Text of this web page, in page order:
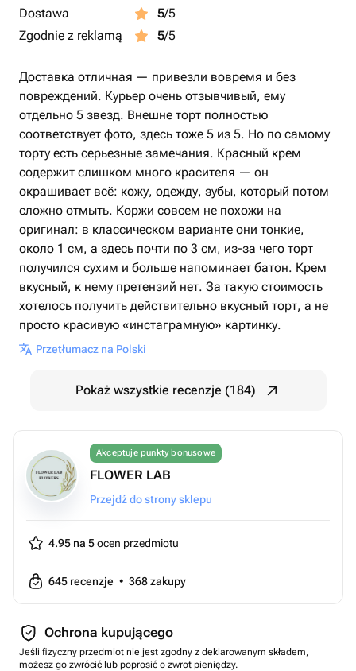
Dostawa 5/5
Zgodnie z reklamą
5/5
Доставка отличная — привезли вовремя и без
повреждений. Курьер очень отзывчивый, ему
отдельно 5 звезд. Внешне торт полностью
соответствует фото, здесь тоже 5 из 5. Но по самому
торту есть серьезные замечания. Красный крем
содержит слишком много красителя — он
окрашивает всё: кожу, одежду, зубы, который потом
сложно отмыть. Коржи совсем не похожи на
оригинал: в классическом варианте они тонкие,
около 1 см, а здесь почти по 3 см, из-за чего торт
получился сухим и больше напоминает батон. Крем
вкусный, к нему претензий нет. За такую стоимость
хотелось получить действительно вкусный торт, а не
просто красивую «инстаграмную» картинку.
Przetłumacz na Polski
Pokaż wszystkie recenzje (184)
Akceptuje punkty bonusowe
FLOWER LAB
Przejdź do strony sklepu
4.95 na 5ocen przedmiotu
645 recenzje • 368zakupy
Ochrona kupującego
Jeśli fizyczny przedmiot nie jest zgodny z deklarowanym składem,
możesz go zwrócić lub poprosić o zwrot pieniędzy.